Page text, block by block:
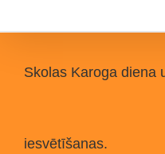
Skolas Karoga diena
iesvētīšanas.